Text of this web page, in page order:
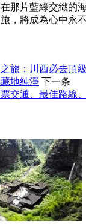
那片藍綠交織的
，將成為心中永
旅：川西必去頂
地純淨 下一条
交通、最佳路線